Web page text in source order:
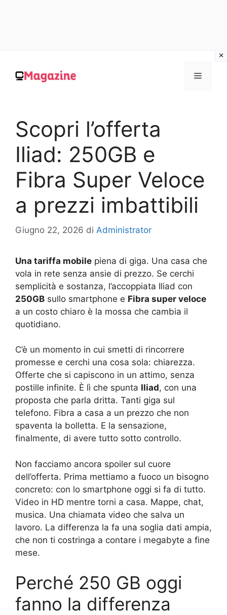
contenuto
MENU
Scopri l’offerta
Iliad: 250GB e
Fibra Super Veloce
a prezzi imbattibili
Giugno 22, 2026 di Administrator
Una tariffa mobile piena di giga. Una casa che
vola in rete senza ansie di prezzo. Se cerchi
semplicità e sostanza, l’accoppiata Iliad con
250GB sullo smartphone e Fibra super veloce
a un costo chiaro è la mossa che cambia il
quotidiano.
C’è un momento in cui smetti di rincorrere
promesse e cerchi una cosa sola: chiarezza.
Offerte che si capiscono in un attimo, senza
postille infinite. È lì che spunta Iliad, con una
proposta che parla dritta. Tanti giga sul
telefono. Fibra a casa a un prezzo che non
spaventa la bolletta. E la sensazione,
finalmente, di avere tutto sotto controllo.
Non facciamo ancora spoiler sul cuore
dell’offerta. Prima mettiamo a fuoco un bisogno
concreto: con lo smartphone oggi si fa di tutto.
Video in HD mentre torni a casa. Mappe, chat,
musica. Una chiamata video che salva un
lavoro. La differenza la fa una soglia dati ampia,
che non ti costringa a contare i megabyte a fine
mese.
Perché 250 GB oggi
fanno la differenza